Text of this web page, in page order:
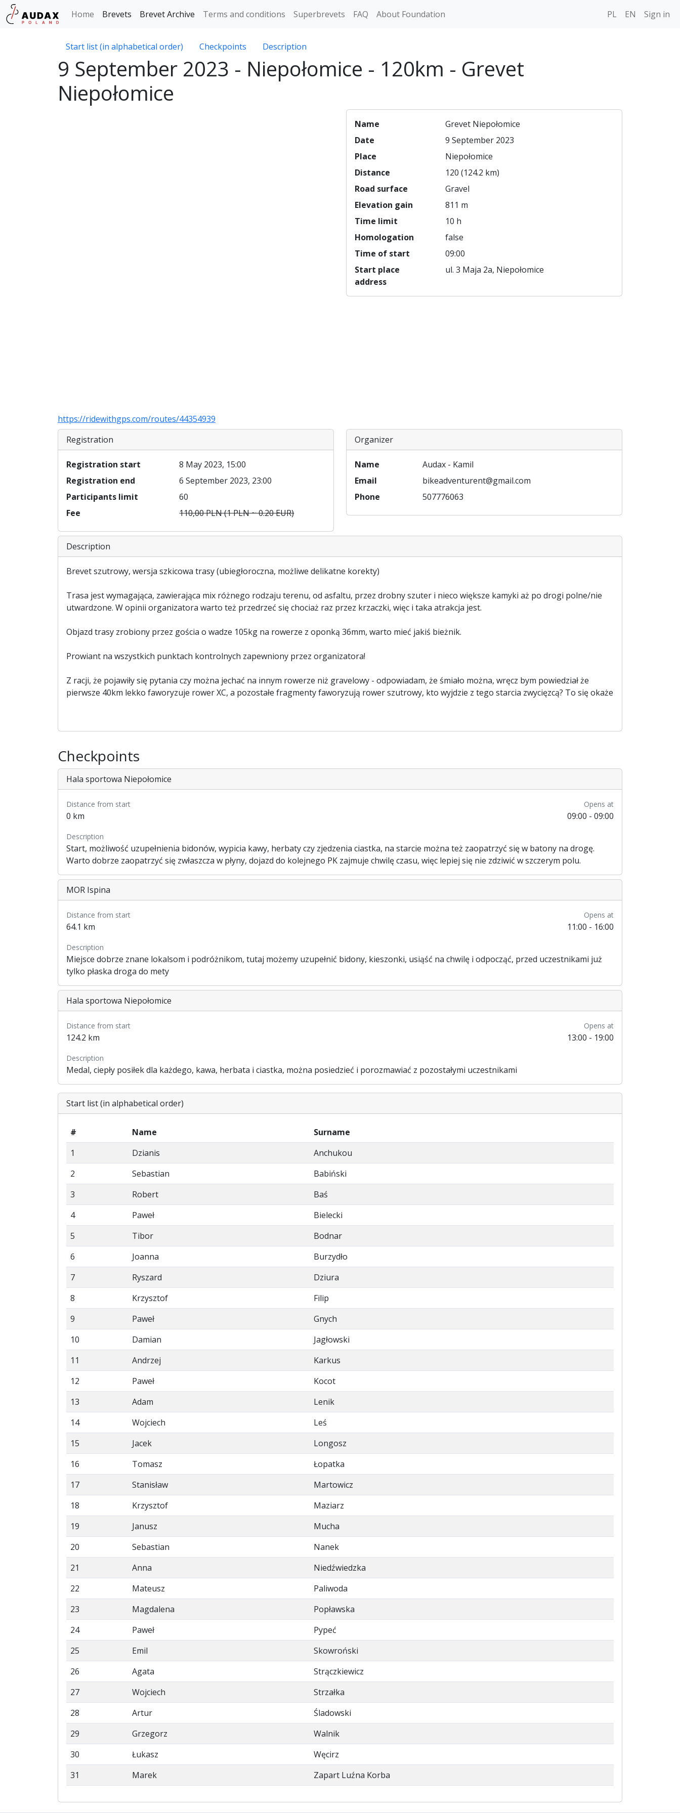
Home Brevets Brevet Archive Terms and conditions Superbrevets FAQ About Foundation PL EN Sign in
Start list (in alphabetical order) Checkpoints Description
9 September 2023 - Niepołomice - 120km - Grevet
Niepołomice
Name
Grevet Niepołomice
Date
9 September 2023
Place
Niepołomice
Distance
120 (124.2 km)
Road surface
Gravel
Elevation gain
811 m
Time limit
10 h
Homologation
false
Time of start
09:00
Start place
address
ul. 3 Maja 2a, Niepołomice
https://ridewithgps.com/routes/44354939
Registration
Registration start
8 May 2023, 15:00
Registration end
6 September 2023, 23:00
Participants limit
60
Fee
110,00 PLN (1 PLN ~ 0.20 EUR)
Organizer
Name
Audax - Kamil
Email
bikeadventurent@gmail.com
Phone
507776063
Description
Brevet szutrowy, wersja szkicowa trasy (ubiegłoroczna, możliwe delikatne korekty)
Trasa jest wymagająca, zawierająca mix różnego rodzaju terenu, od asfaltu, przez drobny szuter i nieco większe kamyki aż po drogi polne/nie
utwardzone. W opinii organizatora warto też przedrzeć się chociaż raz przez krzaczki, więc i taka atrakcja jest.
Objazd trasy zrobiony przez gościa o wadze 105kg na rowerze z oponką 36mm, warto mieć jakiś bieżnik.
Prowiant na wszystkich punktach kontrolnych zapewniony przez organizatora!
Z racji, że pojawiły się pytania czy można jechać na innym rowerze niż gravelowy - odpowiadam, że śmiało można, wręcz bym powiedział że
pierwsze 40km lekko faworyzuje rower XC, a pozostałe fragmenty faworyzują rower szutrowy, kto wyjdzie z tego starcia zwycięzcą? To się okaże
Checkpoints
Hala sportowa Niepołomice
Distance from start
0 km
Opens at
09:00 - 09:00
Description
Start, możliwość uzupełnienia bidonów, wypicia kawy, herbaty czy zjedzenia ciastka, na starcie można też zaopatrzyć się w batony na drogę.
Warto dobrze zaopatrzyć się zwłaszcza w płyny, dojazd do kolejnego PK zajmuje chwilę czasu, więc lepiej się nie zdziwić w szczerym polu.
MOR Ispina
Distance from start
64.1 km
Opens at
11:00 - 16:00
Description
Miejsce dobrze znane lokalsom i podróżnikom, tutaj możemy uzupełnić bidony, kieszonki, usiąść na chwilę i odpocząć, przed uczestnikami już
tylko płaska droga do mety
Hala sportowa Niepołomice
Distance from start
124.2 km
Opens at
13:00 - 19:00
Description
Medal, ciepły posiłek dla każdego, kawa, herbata i ciastka, można posiedzieć i porozmawiać z pozostałymi uczestnikami
Start list (in alphabetical order)
# Name
Surname
1
Dzianis
Anchukou
2
Sebastian
Babiński
3
Robert
Baś
4
Paweł
Bielecki
5
Tibor
Bodnar
6
Joanna
Burzydło
7
Ryszard
Dziura
8
Krzysztof
Filip
9
Paweł
Gnych
10
Damian
Jagłowski
11
Andrzej
Karkus
12
Paweł
Kocot
13
Adam
Lenik
14
Wojciech
Leś
15
Jacek
Longosz
16
Tomasz
Łopatka
17
Stanisław
Martowicz
18
Krzysztof
Maziarz
19
Janusz
Mucha
20
Sebastian
Nanek
21
Anna
Niedźwiedzka
22
Mateusz
Paliwoda
23
Magdalena
Popławska
24
Paweł
Pypeć
25
Emil
Skowroński
26
Agata
Strączkiewicz
27
Wojciech
Strzałka
28
Artur
Śladowski
29
Grzegorz
Walnik
30
Łukasz
Węcirz
31
Marek Zapart Luźna Korba